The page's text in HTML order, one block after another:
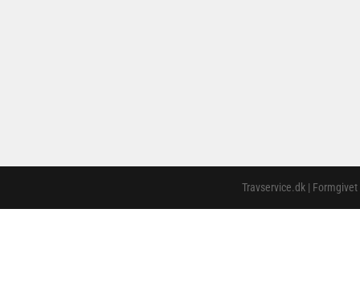
Travservice.dk |